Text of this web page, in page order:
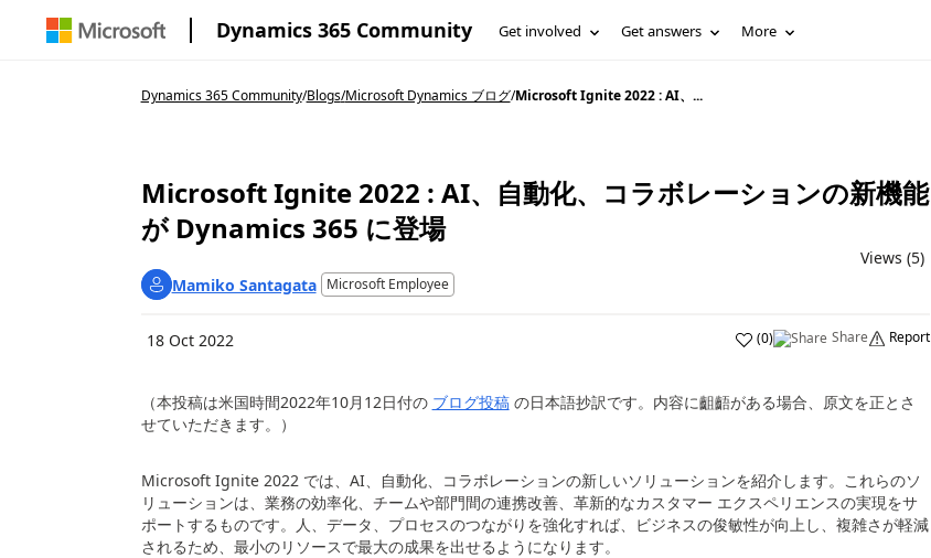
Dynamics 365 Community Get involved Get answers More
Dynamics 365 Community/Blogs/Microsoft Dynamics ブログ/Microsoft Ignite 2022 : AI、...
Microsoft Ignite 2022 : AI、自動化、コラボレーションの新機能
が Dynamics 365 に登場
Views (5)
Mamiko Santagata
Microsoft Employee
18 Oct 2022 (0) Share Report
（本投稿は米国時間2022年10月 12日付の ブログ投稿 の日本語抄訳です。内容に齟齬がある場合、原文を正とさ
せていただきます。）
Microsoft Ignite 2022 では、 AI、自動化、コラボレーションの新しいソリューションを紹介します。これらのソ
リューションは、業務の効率化、チームや部門間の連携改善、革新的なカスタマー エクスペリエンスの実現をサ
ポートするものです。人、データ、プロセスのつながりを強化すれば、ビジネスの俊敏性が向上し、複雑さが軽減
されるため、最小のリソースで最大の成果を出せるようになります。